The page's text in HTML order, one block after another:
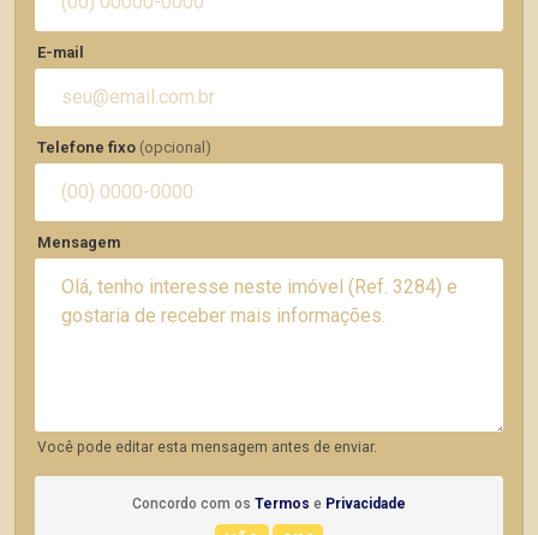
E-mail
Telefone fixo (opcional)
Mensagem
Você pode editar esta mensagem antes de enviar.
Concordo com os Termos e Privacidade